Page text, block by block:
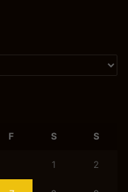
F S S
1 2